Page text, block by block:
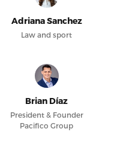
Adriana Sanchez
Law and sport
Brian Díaz
President & Founder
Pacifico Group